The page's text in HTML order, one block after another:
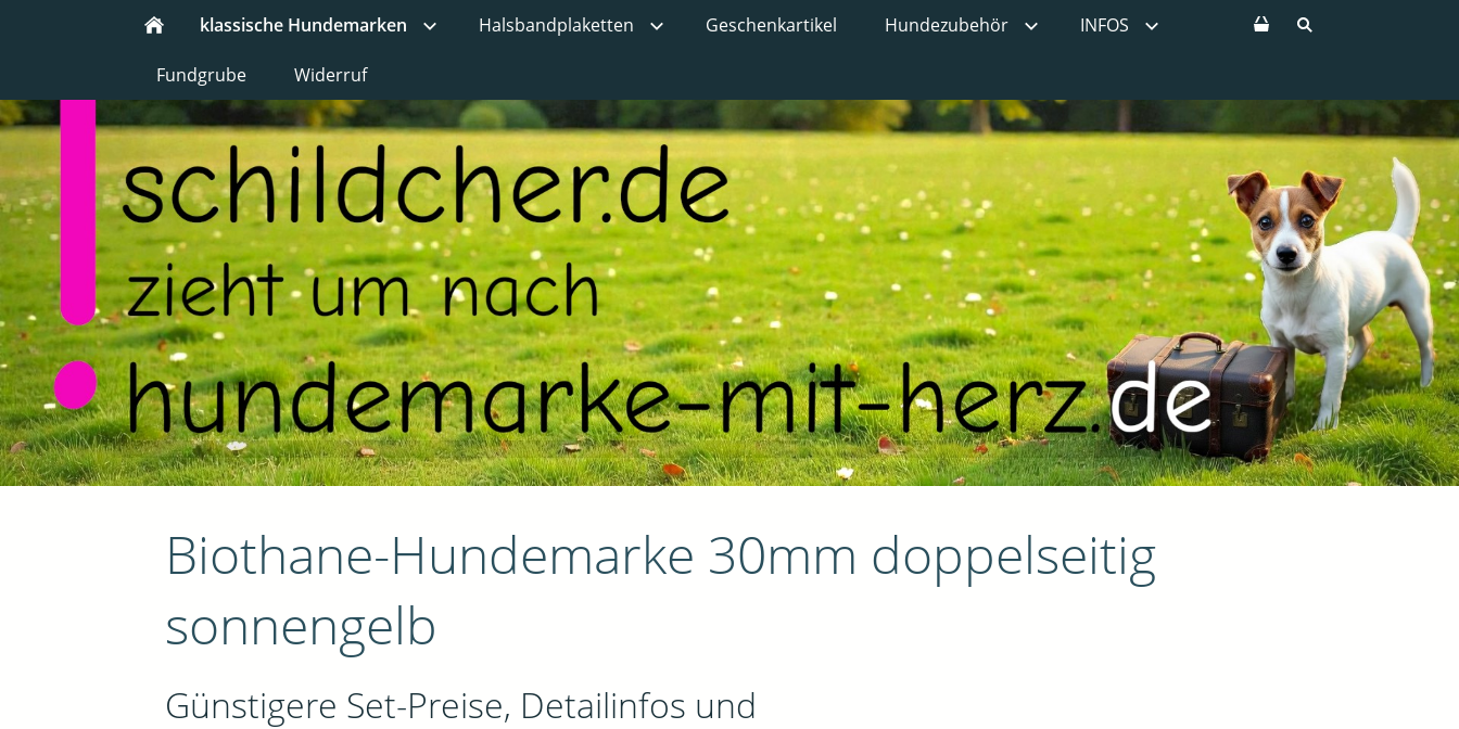
klassische Hundemarken Halsbandplaketten Geschenkartikel Hundezubehör INFOS
Fundgrube Widerruf
Biothane-Hundemarke 30mm doppelseitig
sonnengelb
Günstigere Set-Preise, Detailinfos und